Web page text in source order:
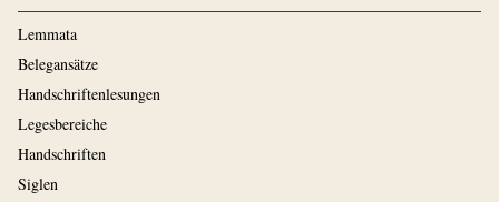
Lemmata
Belegansätze
Handschriftenlesungen
Legesbereiche
Handschriften
Siglen